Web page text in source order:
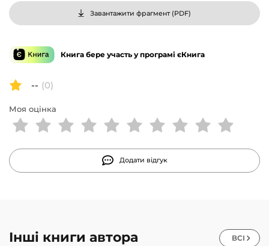
Завантажити фрагмент (PDF)
Книга бере участь у програмі єКнига
-- (0)
Моя оцінка
Додати відгук
Інші книги автора ВСІ